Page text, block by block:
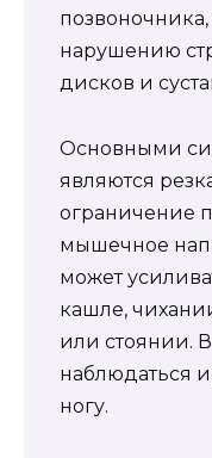
нарушению
дисков и
Основными
являются
ограничение
мышечное
может
кашле,
или стоянии.
наблюдаться
ногу.